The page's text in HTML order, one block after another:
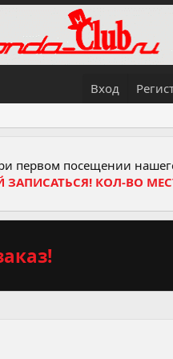
Вход
первом посещении
ЗАПИСАТЬСЯ! КОЛ-ВО